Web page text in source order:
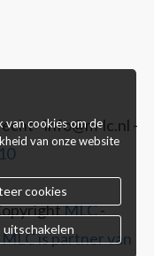
- info@m-lc.nl -
MLC-
MLC is partner van
van cookies om de
van onze website
cookies
uitschakelen